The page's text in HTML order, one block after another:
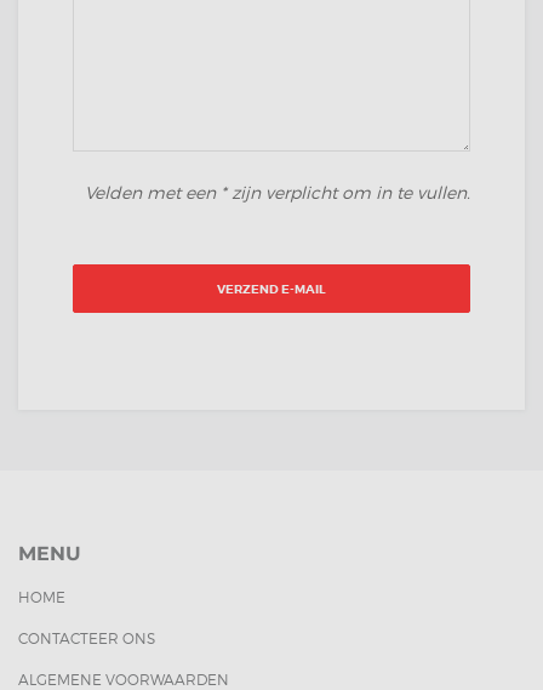
Velden met een * zijn verplicht om in te vullen.
VERZEND E-MAIL
MENU
HOME
CONTACTEER ONS
ALGEMENE VOORWAARDEN